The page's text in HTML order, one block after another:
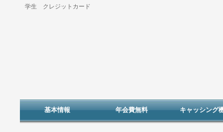
学生 クレジットカード
基本情報 年会費無料 キャッシング